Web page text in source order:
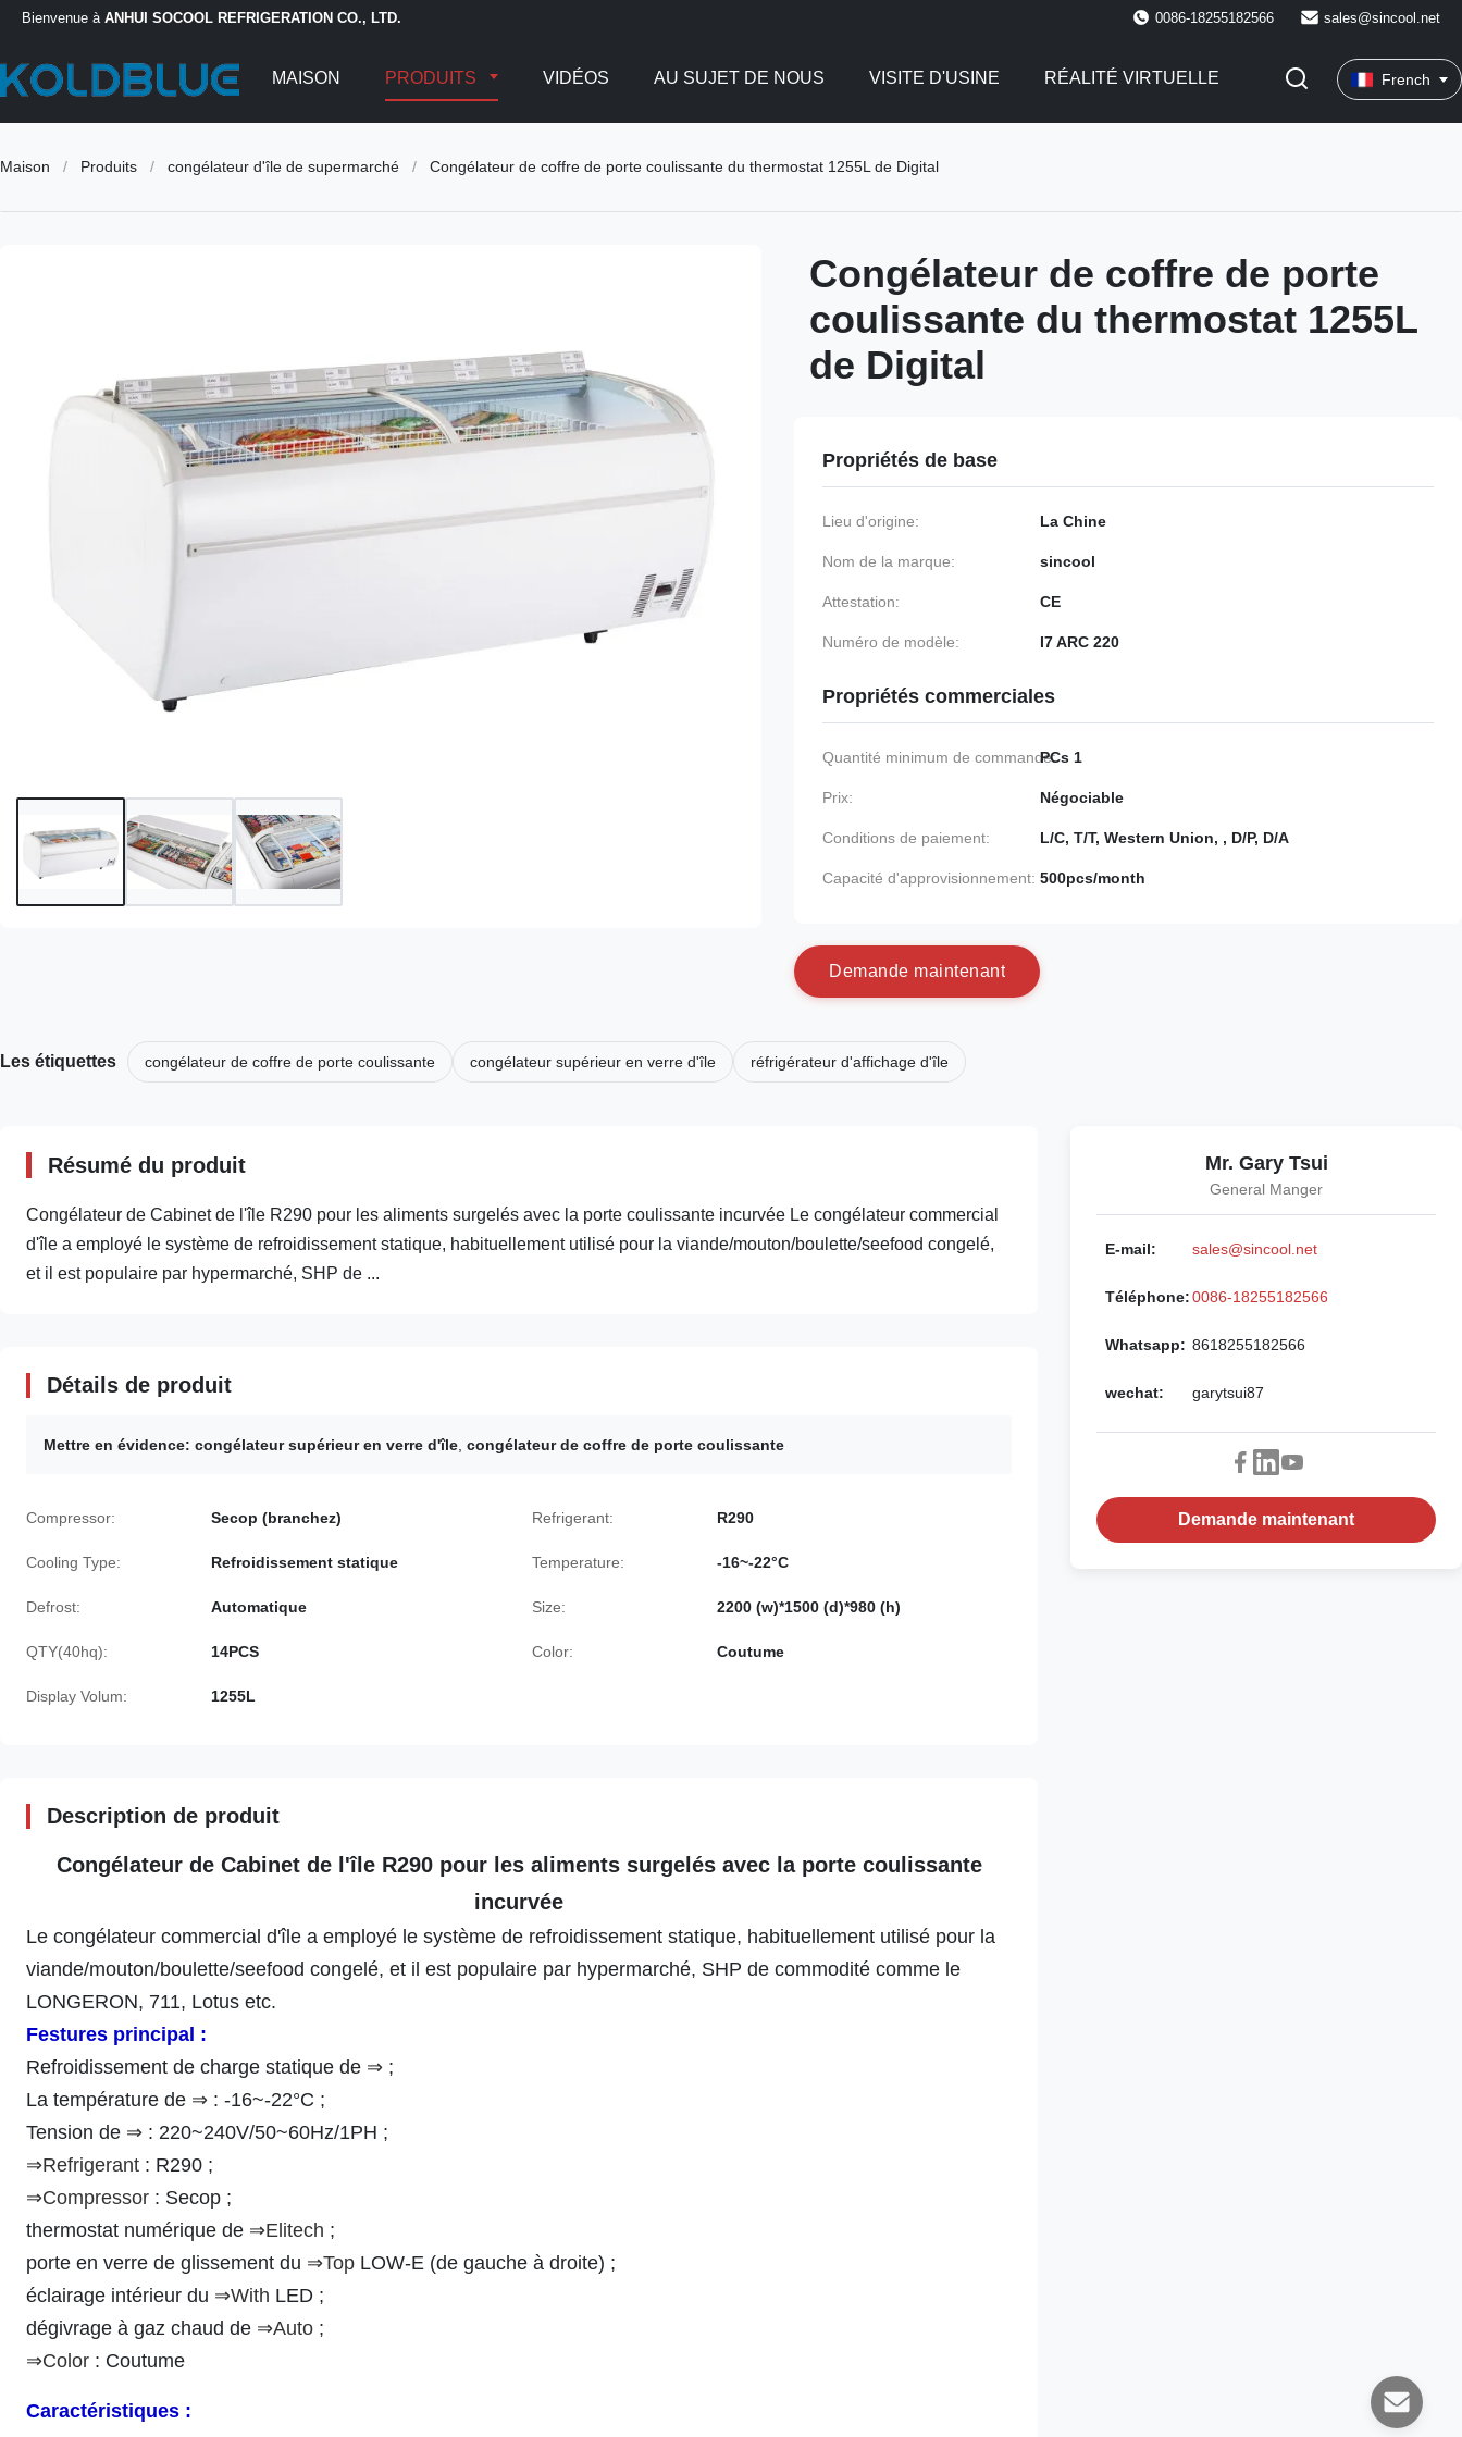
Bienvenue à ANHUI SOCOOL REFRIGERATION CO., LTD. 0086-18255182566 sales@sincool.net
MAISON PRODUITS VIDÉOS AU SUJET DE NOUS VISITE D'USINE RÉALITÉ VIRTUELLE French
Maison / Produits / congélateur d'île de supermarché / Congélateur de coffre de porte coulissante du thermostat 1255L de Digital
Congélateur de coffre de porte
coulissante du thermostat 1255L
de Digital
Propriétés de base
Lieu d'origine: La Chine
Nom de la marque: sincool
Attestation: CE
Numéro de modèle: I7 ARC 220
Propriétés commerciales
Quantité minimum de commande:PCs 1
Prix: Négociable
Conditions de paiement: L/C, T/T, Western Union, , D/P, D/A
Capacité d'approvisionnement: 500pcs/month
Demande maintenant
Les étiquettes congélateur de coffre de porte coulissante congélateur supérieur en verre d'île réfrigérateur d'affichage d'île
Résumé du produit
Congélateur de Cabinet de l'île R290 pour les aliments surgelés avec la porte coulissante incurvée Le congélateur commercial
d'île a employé le système de refroidissement statique, habituellement utilisé pour la viande/mouton/boulette/seefood congelé,
et il est populaire par hypermarché, SHP de ...
Détails de produit
Mettre en évidence: congélateur supérieur en verre d'île congélateur de coffre de porte coulissante
Compressor: Secop (branchez) Refrigerant: R290
Cooling Type: Refroidissement statique Temperature: -16~-22°C
Defrost: Automatique Size: 2200 (w)*1500 (d)*980 (h)
QTY(40hq): 14PCS Color: Coutume
Display Volum: 1255L
Description de produit
Congélateur de Cabinet de l'île R290 pour les aliments surgelés avec la porte coulissante
incurvée
Le congélateur commercial d'île a employé le système de refroidissement statique, habituellement utilisé pour la
viande/mouton/boulette/seefood congelé, et il est populaire par hypermarché, SHP de commodité comme le
LONGERON, 711, Lotus etc.
Festures principal :
Refroidissement de charge statique de ⇒ ;
La température de ⇒ : -16~-22°C ;
Tension de ⇒ : 220~240V/50~60Hz/1PH ;
⇒Refrigerant : R290 ;
⇒Compressor : Secop ;
thermostat numérique de ⇒Elitech ;
porte en verre de glissement du ⇒Top LOW-E (de gauche à droite) ;
éclairage intérieur du ⇒With LED ;
dégivrage à gaz chaud de ⇒Auto ;
⇒Color : Coutume
Caractéristiques :
Mr. Gary Tsui
General Manger
E-mail: sales@sincool.net
Téléphone:0086-18255182566
Whatsapp: 8618255182566
wechat: garytsui87
Demande maintenant